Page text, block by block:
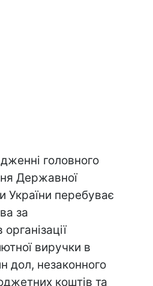
головного
Державної
України перебуває
за
виручки в
дол, незаконного
коштів та